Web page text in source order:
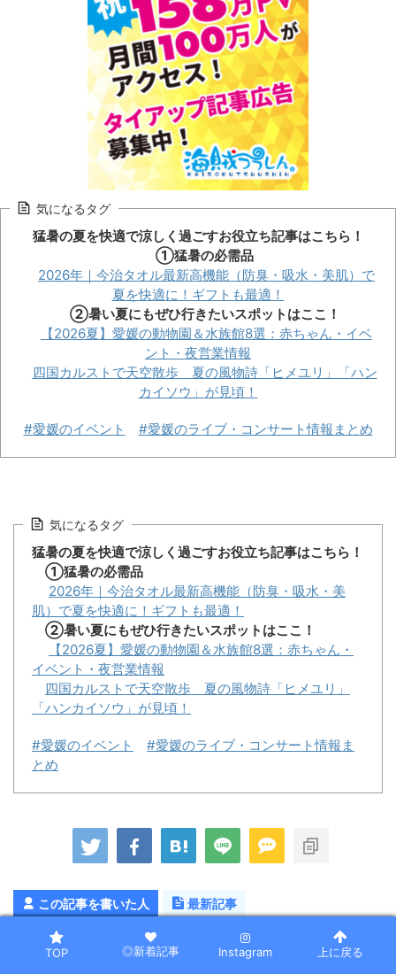
気になるタグ
猛暑の夏を快適で涼しく過ごすお役立ち記事はこちら！
①猛暑の必需品
2026年｜今治タオル最新高機能（防臭・吸水・美肌）で
夏を快適に！ギフトも最適！
②暑い夏にもぜひ行きたいスポットはここ！
【2026夏】愛媛の動物園＆水族館8選：赤ちゃん・イベ
ント・夜営業情報
四国カルストで天空散歩 夏の風物詩「ヒメユリ」「ハン
カイソウ」が見頃！
#愛媛のイベント #愛媛のライブ・コンサート情報まとめ
気になるタグ
猛暑の夏を快適で涼しく過ごすお役立ち記事はこちら！
①猛暑の必需品
2026年｜今治タオル最新高機能（防臭・吸水・美
肌）で夏を快適に！ギフトも最適！
②暑い夏にもぜひ行きたいスポットはここ！
【2026夏】愛媛の動物園＆水族館8選：赤ちゃん・
イベント・夜営業情報
四国カルストで天空散歩 夏の風物詩「ヒメユリ」
「ハンカイソウ」が見頃！
#愛媛のイベント
#愛媛のライブ・コンサート情報ま
とめ
この記事を書いた人 最新記事
kadoya
TOP ◎新着記事 Instagram 上に戻る